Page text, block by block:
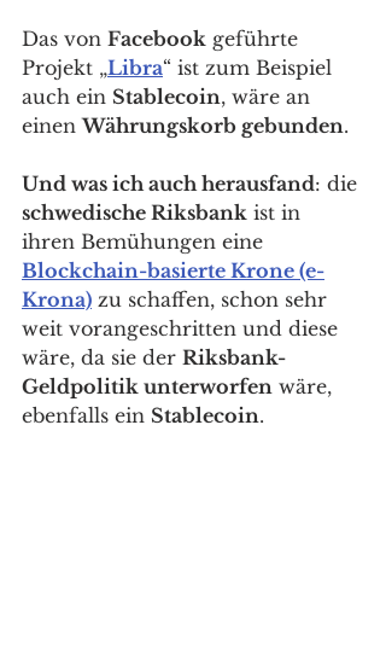
Das von Facebook geführte
Projekt „Libra“ ist zum Beispiel
auch ein Stablecoin, wäre an
einen Währungskorb gebunden.
Und was ich auch herausfand: die
schwedische Riksbank ist in
ihren Bemühungen eine
Blockchain-basierte Krone (e-
Krona) zu schaffen, schon sehr
weit vorangeschritten und diese
wäre, da sie der Riksbank-
Geldpolitik unterworfen wäre,
ebenfalls ein Stablecoin.